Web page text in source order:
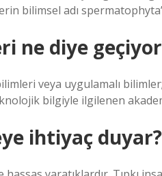
bilimsel adı
ne diye
veya uygulamalı
bilgiyle ilgilenen
ihtiyaç duyar?